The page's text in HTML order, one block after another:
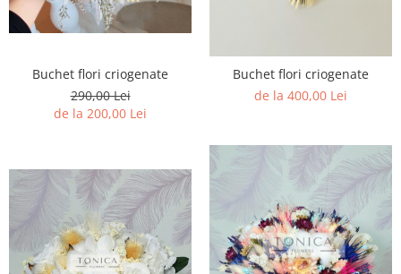
Buchet flori criogenate
290,00 Lei
de la 200,00 Lei
Buchet flori criogenate
de la 400,00 Lei